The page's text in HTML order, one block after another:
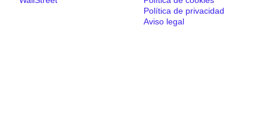
Política de privacidad
Aviso legal